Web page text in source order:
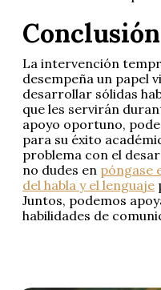
Conclusión
La intervención
desempeña un papel
desarrollar sólidas
que les servirán
apoyo oportuno,
para su éxito
problema con el
no dudes en póngase
del habla y el lenguaje
Juntos, podemos
habilidades de